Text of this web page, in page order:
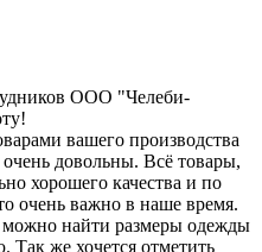
ООО "Челеби-
вашего производства
довольны. Всё товары,
хорошего качества и по
очень важно в наше время.
найти размеры одежды
Так же хочется отметить